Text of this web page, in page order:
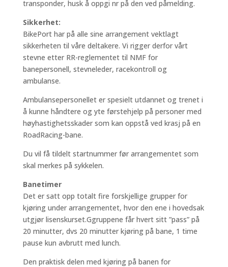
transponder, husk å oppgi nr på den ved påmelding.
Sikkerhet:
BikePort har på alle sine arrangement vektlagt
sikkerheten til våre deltakere. Vi rigger derfor vårt
stevne etter RR-reglementet til NMF for
banepersonell, stevneleder, racekontroll og
ambulanse.
Ambulansepersonellet er spesielt utdannet og trenet i
å kunne håndtere og yte førstehjelp på personer med
høyhastighetsskader som kan oppstå ved krasj på en
RoadRacing-bane.
Du vil få tildelt startnummer før arrangementet som
skal merkes på sykkelen.
Banetimer
Det er satt opp totalt fire forskjellige grupper for
kjøring under arrangementet, hvor den ene i hovedsak
utgjør lisenskurset.Ggruppene får hvert sitt ”pass” på
20 minutter, dvs 20 minutter kjøring på bane, 1 time
pause kun avbrutt med lunch.
Den praktisk delen med kjøring på banen for